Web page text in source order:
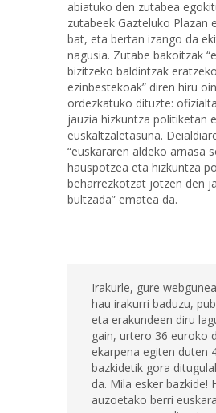
abiatuko den zutabea
zutabeek Gazteluko Plazan
bat, eta bertan izango da
nagusia. Zutabe bakoitzak
bizitzeko baldintzak eratzeko
ezinbestekoak” diren hiru
ordezkatuko dituzte:
jauzia hizkuntza politiketan
euskaltzaletasuna.
“euskararen aldeko arnasa
hauspotzea eta hizkuntza
beharrezkotzat jotzen den
bultzada” ematea da.
Irakurle, gure
hau irakurri baduzu,
eta erakundeen diru
gain, urtero 36 euroko
ekarpena egiten duten
bazkidetik gora
da. Mila esker bazkide!
auzoetako berri